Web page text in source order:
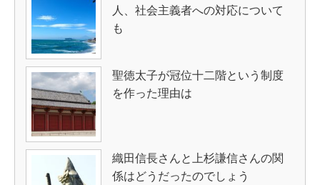
人、社会主義者への対応について
も
聖徳太子が冠位十二階という制度
を作った理由は
織田信長さんと上杉謙信さんの関
係はどうだったのでしょう